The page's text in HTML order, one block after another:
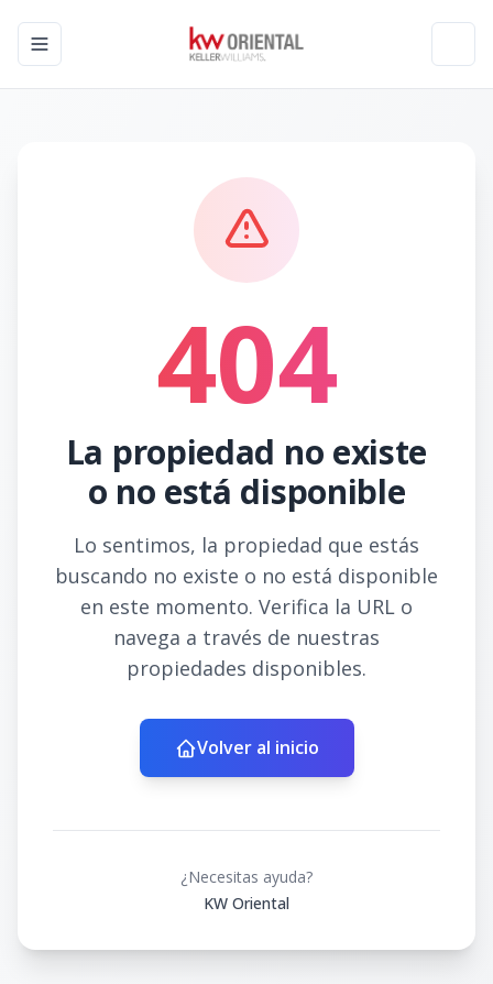
Toggle navigation menu
404
La propiedad no existe
o no está disponible
Lo sentimos, la propiedad que estás
buscando no existe o no está disponible
en este momento. Verifica la URL o
navega a través de nuestras
propiedades disponibles.
Volver al inicio
¿Necesitas ayuda?
KW Oriental